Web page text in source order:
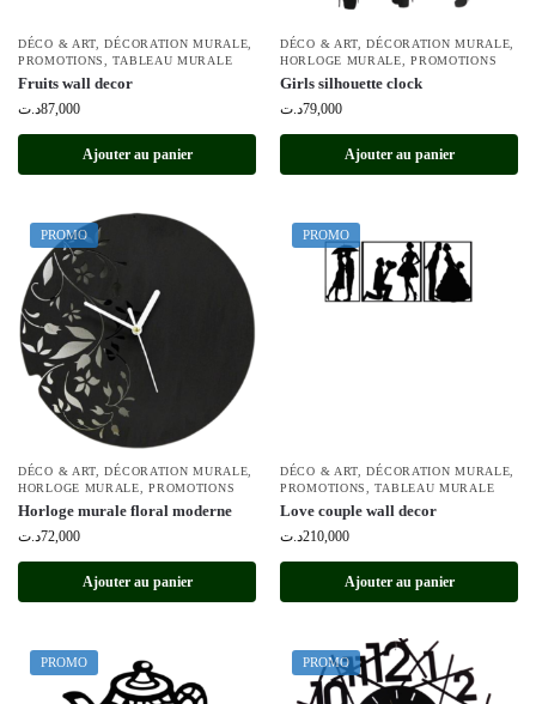
DÉCO & ART ,DÉCORATION MURALE
PROMOTIONS
,TABLEAU MURALE
Fruits wall decor
87,000د.ت
Ajouter au panier
DÉCO & ART ,DÉCORATION MURALE
HORLOGE MURALE ,PROMOTIONS
Girls silhouette clock
79,000د.ت
Ajouter au panier
PROMO
DÉCO & ART ,DÉCORATION MURALE
HORLOGE MURALE ,PROMOTIONS
Horloge murale floral moderne
72,000د.ت
Ajouter au panier
PROMO
DÉCO & ART ,DÉCORATION MURALE
PROMOTIONS
,TABLEAU MURALE
Love couple wall decor
210,000د.ت
Ajouter au panier
PROMO PROMO